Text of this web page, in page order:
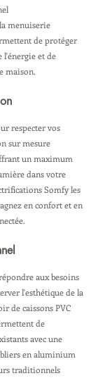
menuiserie
de protéger
l'énergie et de
maison.
respecter vos
sur mesure
un maximum
dans votre
Somfy les
en confort et en
aux besoins
l'esthétique de la
de caissons PVC
de
avec une
en aluminium
traditionnels